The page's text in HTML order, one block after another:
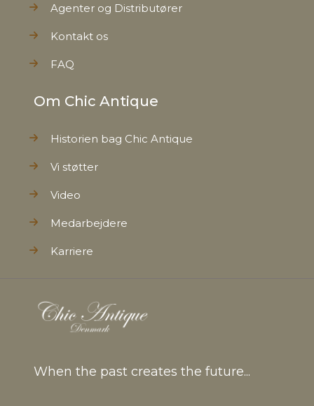
Agenter og Distributører
Kontakt os
FAQ
Om Chic Antique
Historien bag Chic Antique
Vi støtter
Video
Medarbejdere
Karriere
When the past creates the future...